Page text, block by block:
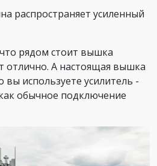
распространяет усиленный
рядом стоит вышка
отлично. А настоящая вышка
используете усилитель -
обычное подключение